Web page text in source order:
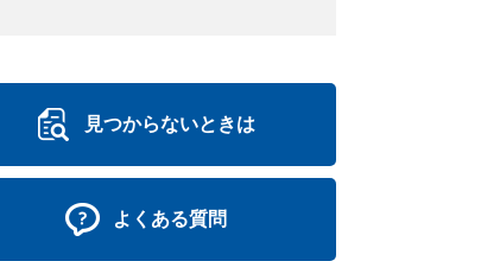
見つからないときは
よくある質問